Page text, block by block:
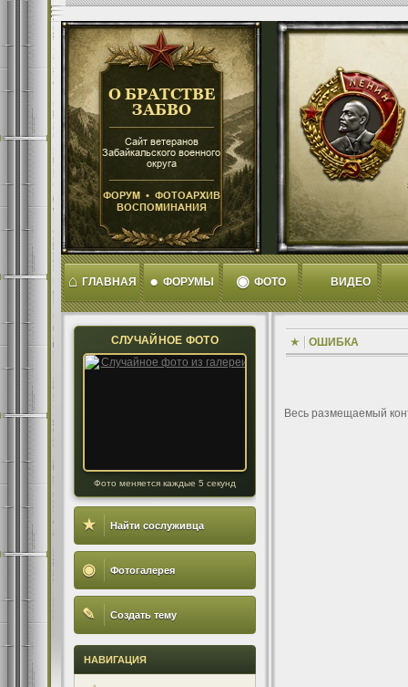
⌂ ГЛАВНАЯ ● ФОРУМЫ ◉ ФОТО ВИДЕО
СЛУЧАЙНОЕ ФОТО
Фото меняется каждые 5 секунд
★ Найти сослуживца
◉ Фотогалерея
✎ Создать тему
НАВИГАЦИЯ
ОШИБКА
Весь размещаемый